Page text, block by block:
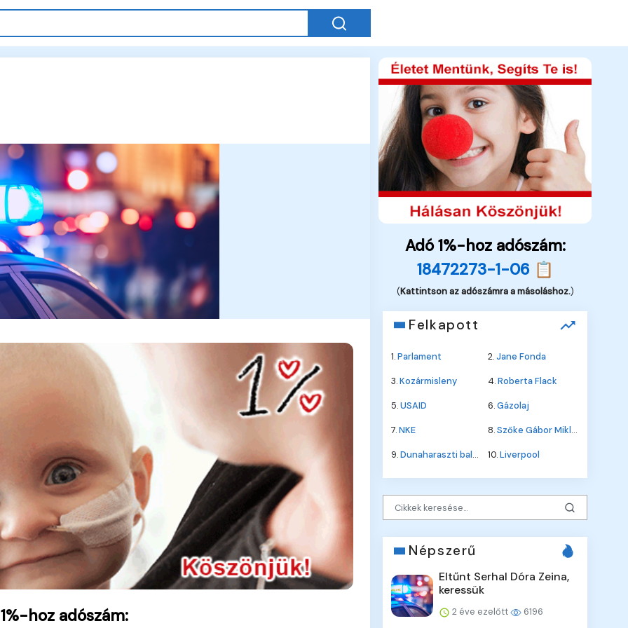
hoz adószám:
Adó 1%-hoz adószám:
18472273-1-06 📋
(Kattintson az adószámra a másoláshoz.)
Felkapott
1.Parlament 2.Jane Fonda
3.Kozármisleny 4.Roberta Flack
5.USAID 6.Gázolaj
7.NKE 8.Szőke Gábor Miklós
9.Dunaharaszti baleset 10.Liverpool
Népszerű
Eltűnt Serhal Dóra Zeina,
keressük
2 éve ezelőtt 6196